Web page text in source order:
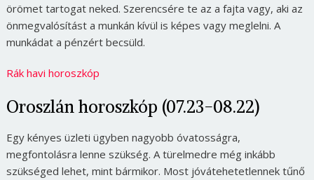
örömet tartogat neked. Szerencsére te az a fajta vagy, aki az
önmegvalósítást a munkán kívül is képes vagy meglelni. A
munkádat a pénzért becsüld.
Rák havi horoszkóp
Oroszlán horoszkóp (07.23-08.22)
Egy kényes üzleti ügyben nagyobb óvatosságra,
megfontolásra lenne szükség. A türelmedre még inkább
szükséged lehet, mint bármikor. Most jóvátehetetlennek tűnő